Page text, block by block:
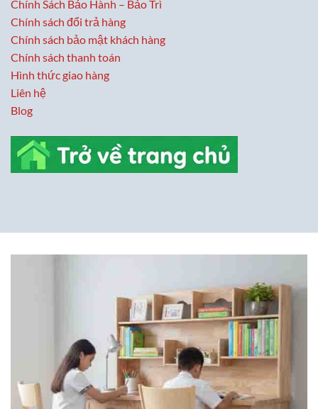
Chính Sách Bảo Hành – Bảo Trì
Chính sách đổi trả hàng
Chính sách bảo mật khách hàng
Chính sách thanh toán
Hình thức giao hàng
Liên hệ
Blog